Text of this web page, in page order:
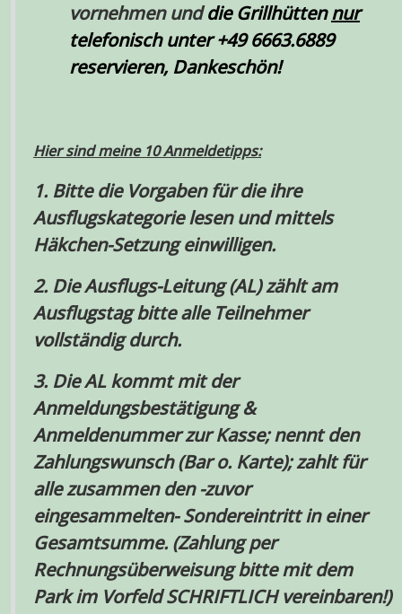
vornehmen unddie Grillhüttennur
telefonisch unter +49 6663.6889
reservieren, Dankeschön!
Hier sind meine 10 Anmeldetipps:
1. Bitte die Vorgaben für die ihre
Ausflugskategorie lesen und mittels
Häkchen-Setzungeinwilligen.
2. DieAusflugs-Leitung(AL) zählt am
Ausflugstag bittealleTeilnehmer
vollständig durch.
3. DieALkommt mit der
Anmeldungsbestätigung &
Anmeldenummerzur Kasse; nennt den
Zahlungswunsch (Bar o. Karte);zahlt für
allezusammen den-zuvor
eingesammelten-Sondereintritt ineiner
Gesamtsumme. (Zahlung per
Rechnungsüberweisung bitte mit dem
Park im Vorfeld SCHRIFTLICH vereinbaren!)